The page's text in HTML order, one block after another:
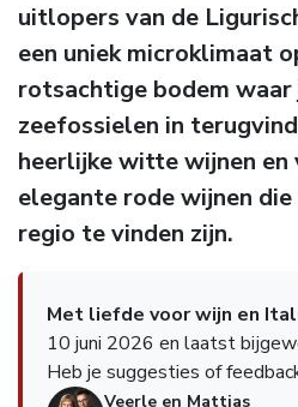
uitlopers van de
een uniek microklimaat
rotsachtige bodem
zeefossielen in
heerlijke witte wijnen en
elegante rode wijnen
regio te vinden zijn.
Met liefde voor wijn en
10 juni 2026 en laatst
Heb je suggesties of
Veerle en Mattias